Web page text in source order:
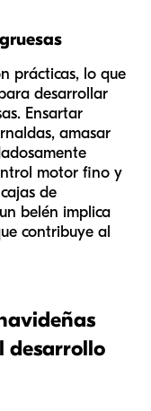
prácticas, lo que
desarrollar
Ensartar
amasar
motor fino y
de
belén implica
contribuye al
desarrollo